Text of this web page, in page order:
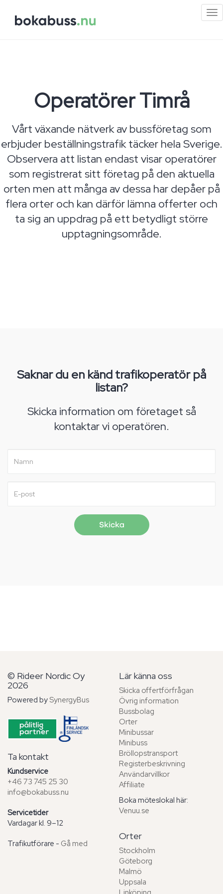
Operatörer Timrå
Vårt växande nätverk av bussföretag som
erbjuder beställningstrafik täcker hela Sverige.
Observera att listan endast visar operatörer
som registrerat sitt företag på den aktuella
orten men att många av dessa har depåer på
flera orter och kan därför lämna offerter och
ta sig an uppdrag på ett betydligt större
upptagningsområde.
Saknar du en känd trafikoperatör på
listan?
Skicka information om företaget så
kontaktar vi operatören.
© Rideer Nordic Oy
2026
Powered by SynergyBus
Ta kontakt
Kundservice
+46 73 745 25 30
info@bokabuss.nu
Servicetider
Vardagar kl. 9–12
Trafikutförare - Gå med
Lär känna oss
Skicka offertförfrågan
Övrig information
Bussbolag
Orter
Minibussar
Minibuss
Bröllopstransport
Registerbeskrivning
Användarvillkor
Affiliate
Boka möteslokal här:
Venuu.se
Orter
Stockholm
Göteborg
Malmö
Uppsala